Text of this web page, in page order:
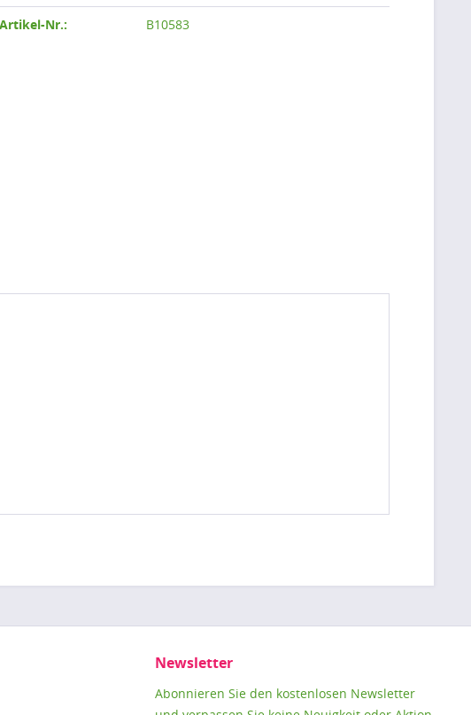
Artikel-Nr.: B10583
Newsletter
Abonnieren Sie den kostenlosen Newsletter